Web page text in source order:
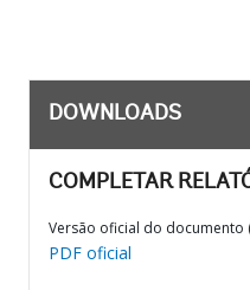
DOWNLOADS
COMPLETAR
Versão oficial do documento
PDF oficial